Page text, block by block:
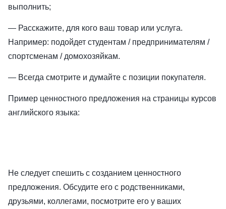
выполнить;
— Расскажите, для кого ваш товар или услуга.
Например: подойдет студентам / предпринимателям /
спортсменам / домохозяйкам.
— Всегда смотрите и думайте с позиции покупателя.
Пример ценностного предложения на страницы курсов
английского языка:
Не следует спешить с созданием ценностного
предложения. Обсудите его с родственниками,
друзьями, коллегами, посмотрите его у ваших